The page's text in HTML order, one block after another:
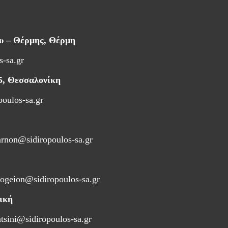
– Θέρμης, Θέρμη
sa.gr
Θεσσαλονίκη
sa.gr
sa.gr
sa.gr
sa.gr